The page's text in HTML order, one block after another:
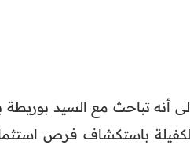
أنه تباحث مع السيد بوريطة
باستكشاف فرص